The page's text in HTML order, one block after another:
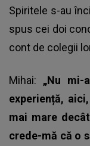
Spiritele s-au
spus cei doi
cont de colegii
Mihai: „Nu
experiență,
mai mare
crede-mă că o